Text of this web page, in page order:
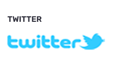
TWITTER